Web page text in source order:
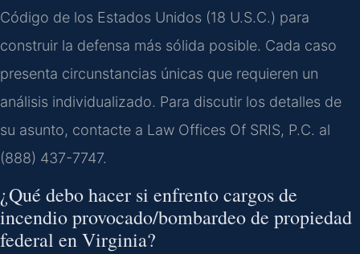
Código de los Estados Unidos (18 U.S.C.) para
construir la defensa más sólida posible. Cada caso
presenta circunstancias únicas que requieren un
análisis individualizado. Para discutir los detalles de
su asunto, contacte a Law Offices Of SRIS, P.C. al
(888) 437-7747.
¿Qué debo hacer si enfrento cargos de
incendio provocado/bombardeo de propiedad
federal en Virginia?